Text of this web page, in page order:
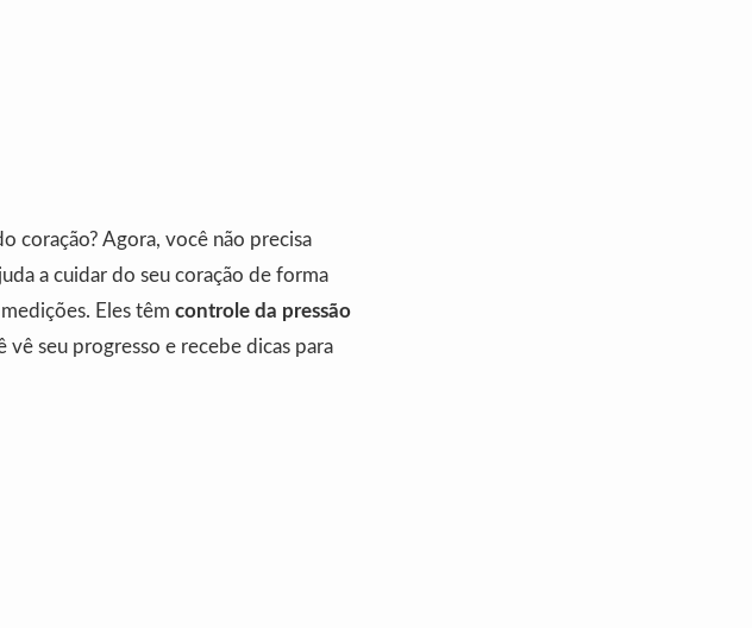
coração? Agora, você não precisa
a cuidar do seu coração de forma
Eles têm controle da pressão
seu progresso e recebe dicas para